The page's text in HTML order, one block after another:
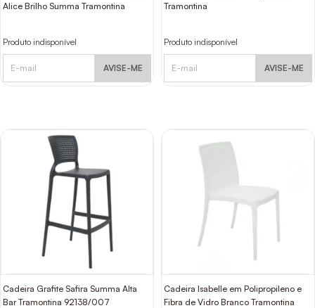
Alice Brilho Summa Tramontina
Produto indisponível
AVISE-ME
Tramontina
Produto indisponível
AVISE-ME
Cadeira Grafite Safira Summa Alta
Bar Tramontina 92138/007
Cadeira Isabelle em Polipropileno e
Fibra de Vidro Branco Tramontina